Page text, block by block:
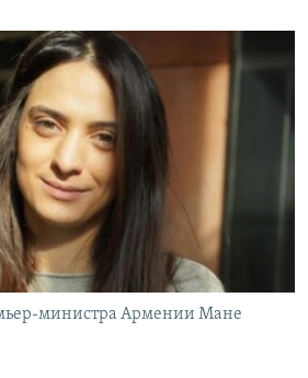
министра Армении Мане